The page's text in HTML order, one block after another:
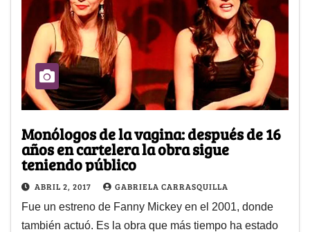
Monólogos de la vagina: después de 16
años en cartelera la obra sigue
teniendo público
ABRIL 2, 2017 GABRIELA CARRASQUILLA
Fue un estreno de Fanny Mickey en el 2001, donde
también actuó. Es la obra que más tiempo ha estado